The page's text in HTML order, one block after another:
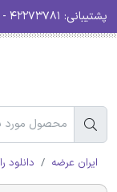
پشتیبانی:
ایران عرضه